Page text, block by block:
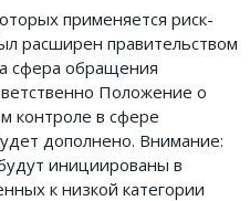
применяется риск-
расширен правительством
сфера обращения
Положение о
контроле в сфере
дополнено. Внимание:
инициированы в
к низкой категории